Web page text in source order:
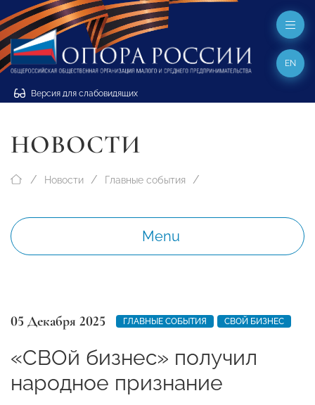
Версия для слабовидящих
EN
НОВОСТИ
Новости Главные события
Menu
05 Декабря 2025 ГЛАВНЫЕ СОБЫТИЯ СВОЙ БИЗНЕС
«СВОй бизнес» получил
народное признание